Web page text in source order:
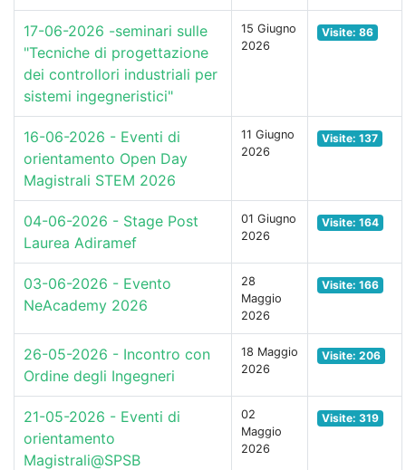
17-06-2026 -seminari sulle
"Tecniche di progettazione
dei controllori industriali per
sistemi ingegneristici"
15 Giugno
2026
Visite: 86
16-06-2026 - Eventi di
orientamento Open Day
Magistrali STEM 2026
11 Giugno
2026
Visite: 137
04-06-2026 - Stage Post
Laurea Adiramef
01 Giugno
2026
Visite: 164
03-06-2026 - Evento
NeAcademy 2026
28
Maggio
2026
Visite: 166
26-05-2026 - Incontro con
Ordine degli Ingegneri
18 Maggio
2026
Visite: 206
21-05-2026 - Eventi di
orientamento
Magistrali@SPSB
02
Maggio
2026
Visite: 319